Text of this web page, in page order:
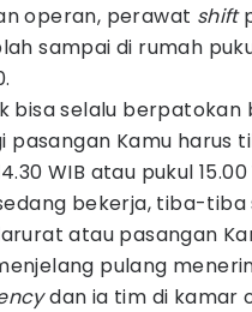
operan, perawat shift
sampai di rumah
bisa selalu berpatokan
pasangan Kamu harus
WIB atau pukul 15.00
bekerja, tiba-tiba
atau pasangan
pulang
dan ia tim di kamar